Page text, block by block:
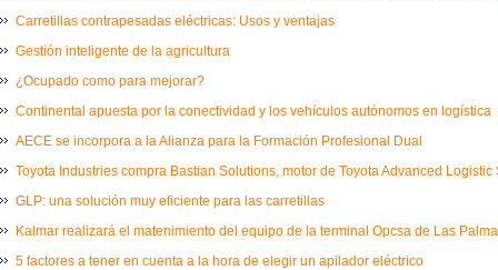
Carretillas contrapesadas eléctricas: Usos y ventajas
Gestión inteligente de la agricultura
¿Ocupado como para mejorar?
Continental apuesta por la conectividad y los vehículos autónomos en logística
AECE se incorpora a la Alianza para la Formación Profesional Dual
Toyota Industries compra Bastian Solutions, motor de Toyota Advanced Logistic
GLP: una solución muy eficiente para las carretillas
Kalmar realizará el matenimiento del equipo de la terminal Opcsa de Las
5 factores a tener en cuenta a la hora de elegir un apilador eléctrico